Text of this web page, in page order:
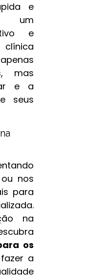
e
um
e
mas
e a
seus
nos
para
na
os
a